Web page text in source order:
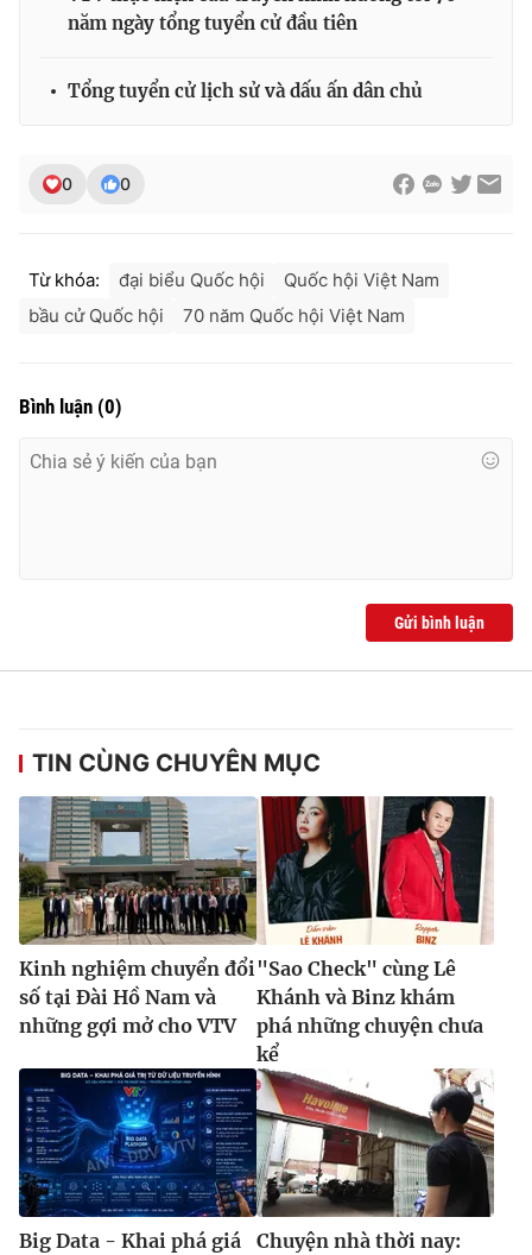
Ðiện thoại Thời báo VTV:
024.66 897 897
Liên hệ quảng cáo:
024-7300.7108
® Cấm sao chép dưới mọi hình thức nếu không có sự chấp
thông tin từ website này.
năm ngày tổng tuyển cử đầu tiên
Tổng tuyển cử lịch sử và dấu ấn dân chủ
0 0
Từ khóa: đại biểu Quốc hội
Quốc hội Việt Nam
bầu cử Quốc hội
70 năm Quốc hội Việt Nam
Bình luận (0)
Gửi bình luận
TIN CÙNG CHUYÊN MỤC
Kinh nghiệm chuyển đổi
số tại Đài Hồ Nam và
những gợi mở cho VTV
"Sao Check" cùng Lê
Khánh và Binz khám
phá những chuyện chưa
kể
Big Data - Khai phá giá
Chuyện nhà thời nay: